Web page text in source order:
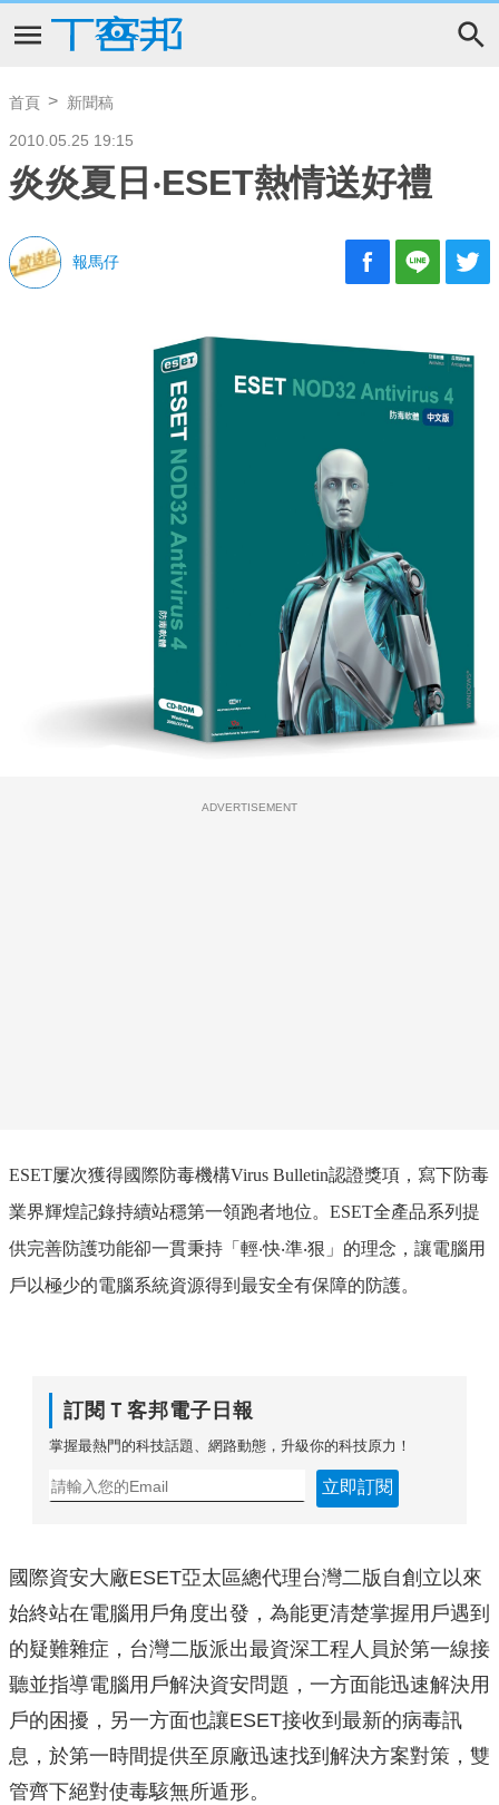
首頁 新聞稿
2010.05.25 19:15
炎炎夏日‧ESET熱情送好禮
報馬仔
ADVERTISEMENT
ESET屢次獲得國際防毒機構Virus Bulletin認證獎項，寫下防毒
業界輝煌記錄持續站穩第一領跑者地位。 ESET全產品系列提
供完善防護功能卻一貫秉持「輕‧快‧準‧狠」的理念，讓電腦用
戶以極少的電腦系統資源得到最安全有保障的防護。
訂閱Ｔ客邦電子日報
掌握最熱門的科技話題、網路動態，升級你的科技原力！
立即訂閱
國際資安大廠ESET亞太區總代理台灣二版自創立以來
始終站在電腦用戶角度出發，為能更清楚掌握用戶遇到
的疑難雜症，台灣二版派出最資深工程人員於第一線接
聽並指導電腦用戶解決資安問題，一方面能迅速解決用
戶的困擾，另一方面也讓ESET接收到最新的病毒訊
息，於第一時間提供至原廠迅速找到解決方案對策，雙
管齊下絕對使毒駭無所遁形。